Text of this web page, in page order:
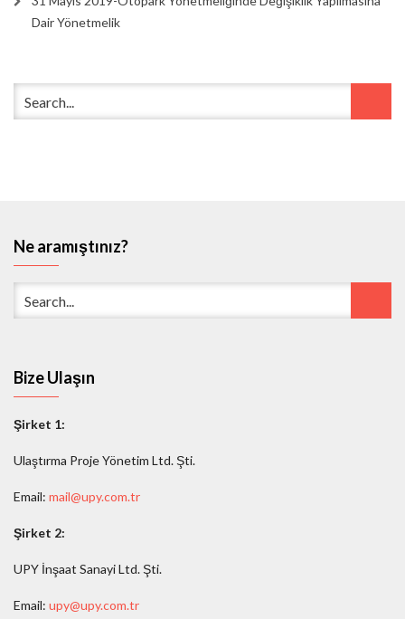
Dair Yönetmelik
Ne aramıştınız?
Bize Ulaşın
Şirket 1:
Ulaştırma Proje Yönetim Ltd. Şti.
Email: mail@upy.com.tr
Şirket 2:
UPY İnşaat Sanayi Ltd. Şti.
Email: upy@upy.com.tr